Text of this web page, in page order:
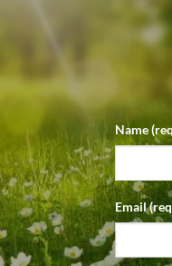
Name
Email